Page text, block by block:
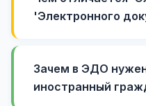
'Электронного
Зачем в ЭДО
иностранный